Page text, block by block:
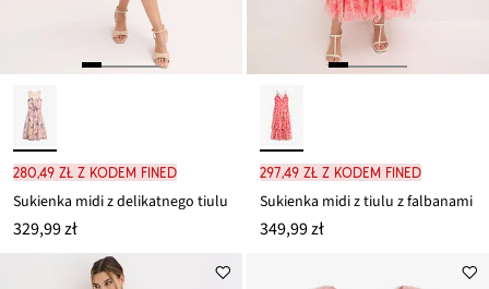
280,49 zł z kodem FINED
Sukienka midi z delikatnego tiulu
329,99 zł
297,49 zł z kodem FINED
Sukienka midi z tiulu z falbanami
349,99 zł